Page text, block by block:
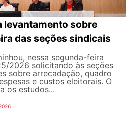
levantamento sobre
das seções sindicais
nessa segunda-feira
2026 solicitando às seções
sobre arrecadação, quadro
e custos eleitorais. O
os estudos...